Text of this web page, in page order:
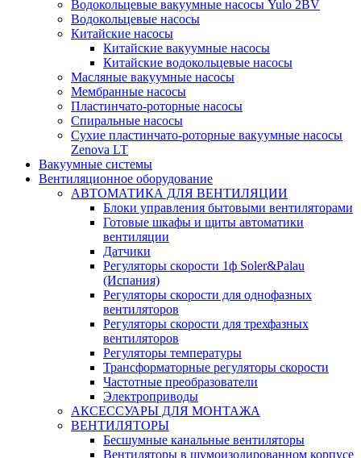
Водокольцевые вакуумные насосы Yulo 2BV
Водокольцевые насосы
Китайские насосы
Китайские вакуумные насосы
Китайские водокольцевые насосы
Масляные вакуумные насосы
Мембранные насосы
Пластинчато-роторные насосы
Спиральные насосы
Сухие пластинчато-роторные вакуумные насосы
Zenova LT
Вакуумные системы
Вентиляционное оборудование
АВТОМАТИКА ДЛЯ ВЕНТИЛЯЦИИ
Блоки управления бытовыми вентиляторами
Готовые шкафы и щиты автоматики
вентиляции
Датчики
Регуляторы скорости 1ф Soler&Palau
(Испания)
Регуляторы скорости для однофазных
вентиляторов
Регуляторы скорости для трехфазных
вентиляторов
Регуляторы температуры
Трансформаторные регуляторы скорости
Частотные преобразователи
Электроприводы
АКСЕССУАРЫ ДЛЯ МОНТАЖА
ВЕНТИЛЯТОРЫ
Бесшумные канальные вентиляторы
Вентиляторы в шумоизолированном корпусе